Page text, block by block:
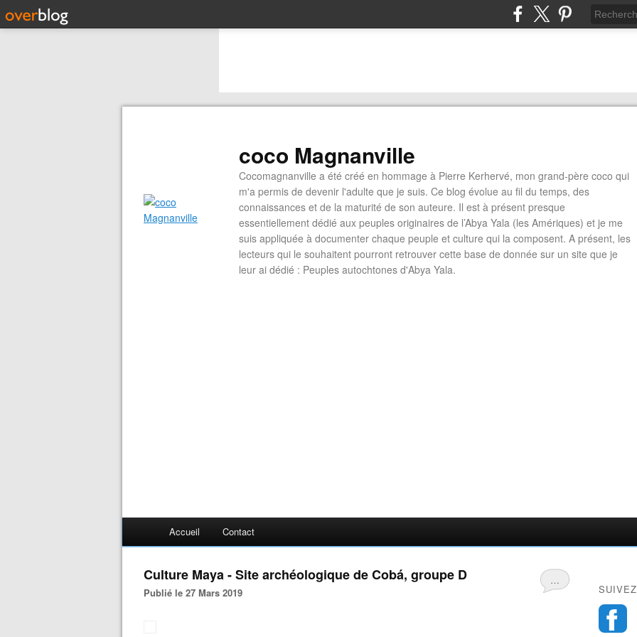
coco Magnanville
Cocomagnanville a été créé en hommage à Pierre Kerhervé, mon grand-père coco qui
m'a permis de devenir l'adulte que je suis. Ce blog évolue au fil du temps, des
connaissances et de la maturité de son auteure. Il est à présent presque
essentiellement dédié aux peuples originaires de l’Abya Yala (les Amériques) et je me
suis appliquée à documenter chaque peuple et culture qui la composent. A présent, les
lecteurs qui le souhaitent pourront retrouver cette base de donnée sur un site que je
leur ai dédié : Peuples autochtones d'Abya Yala.
Accueil Contact
…
Culture Maya - Site archéologique de Cobá, groupe D
Publié le 27 Mars 2019